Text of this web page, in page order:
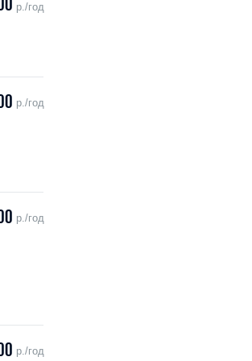
р./год
р./год
р./год
р./год